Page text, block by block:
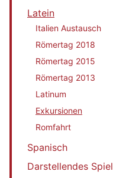
Latein
Italien Austausch
Römertag 2018
Römertag 2015
Römertag 2013
Latinum
Exkursionen
Romfahrt
Spanisch
Darstellendes Spiel